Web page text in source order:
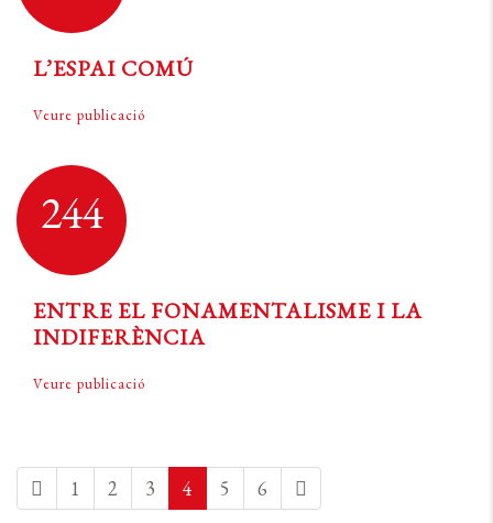
L’ESPAI COMÚ
Veure publicació
244
ENTRE EL FONAMENTALISME I LA
INDIFERÈNCIA
Veure publicació
1 2 3 4 5 6